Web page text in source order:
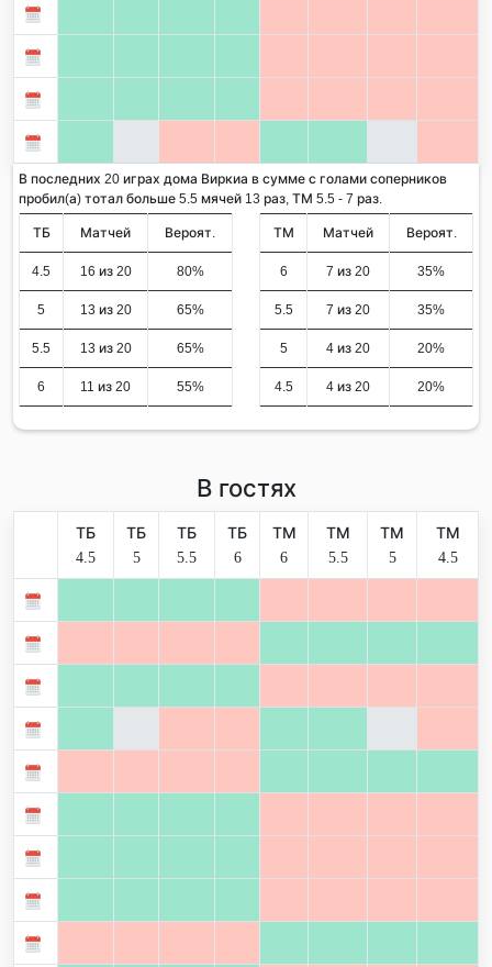
В последних 20 играх дома Виркиа в сумме с голами соперников
пробил(а) тотал больше 5.5 мячей 13 раз, ТМ 5.5 - 7 раз.
ТБ Матчей Вероят.
4.5 16 из 20 80%
5 13 из 20 65%
5.5 13 из 20 65%
6 11 из 20 55%
ТМ Матчей Вероят.
6 7 из 20 35%
5.5 7 из 20 35%
5 4 из 20 20%
4.5 4 из 20 20%
В гостях
ТБ
4.5
ТБ
5
ТБ
5.5
ТБ
6
ТМ
6
ТМ
5.5
ТМ
5
ТМ
4.5